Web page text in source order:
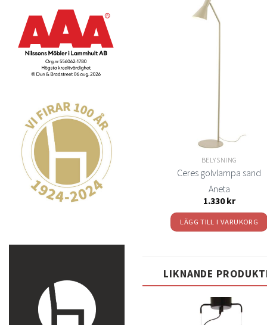
BELYSNING
Ceres golvlampa sand
Aneta
1.330kr
LÄGG TILL I VARUKORG
LIKNANDE